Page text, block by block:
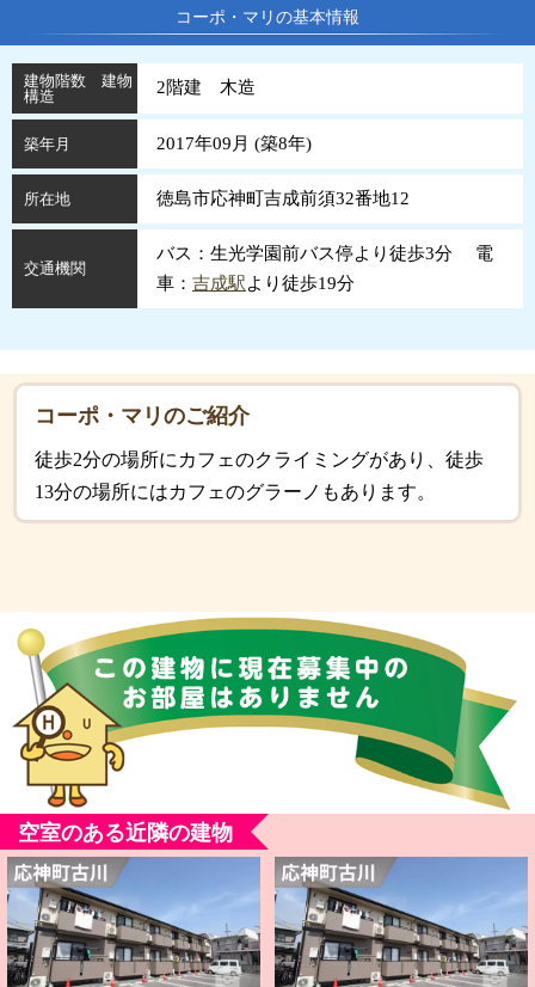
コーポ・マリの基本情報
建物階数 建物
構造
2階建 木造
築年月 2017年09月 (築8年)
所在地 徳島市応神町吉成前須32番地12
交通機関
バス：生光学園前バス停より徒歩3分 電
車： 吉成駅より徒歩19分
コーポ・マリのご紹介
徒歩2分の場所にカフェのクライミングがあり、徒歩
13分の場所にはカフェのグラーノもあります。
空室のある近隣の建物